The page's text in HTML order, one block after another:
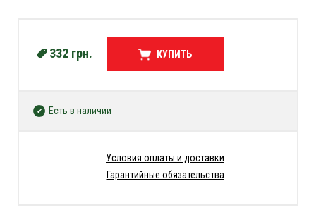
332 грн. КУПИТЬ
Есть в наличии
Условия оплаты и доставки
Гарантийные обязательства